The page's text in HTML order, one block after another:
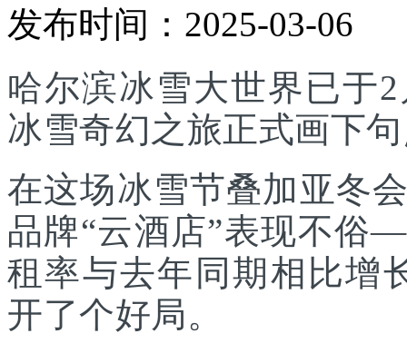
发布时间：2025-03-06
哈尔滨冰雪大世界已于
冰雪奇幻之旅正式画下
在这场冰雪节叠加亚冬
品牌“云酒店”表现不俗
租率与去年同期相比增
开了个好局。